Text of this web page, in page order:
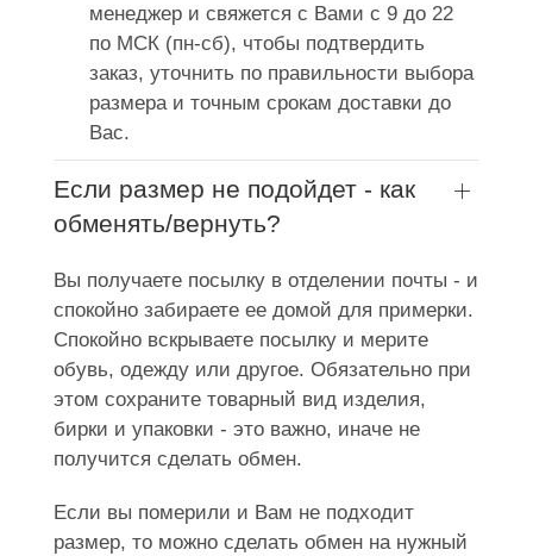
менеджер и свяжется с Вами с 9 до 22
по МСК (пн-сб), чтобы подтвердить
заказ, уточнить по правильности выбора
размера и точным срокам доставки до
Вас.
Если размер не подойдет - как
обменять/вернуть?
Вы получаете посылку в отделении почты - и
спокойно забираете ее домой для примерки.
Спокойно вскрываете посылку и мерите
обувь, одежду или другое. Обязательно при
этом сохраните товарный вид изделия,
бирки и упаковки - это важно, иначе не
получится сделать обмен.
Если вы померили и Вам не подходит
размер, то можно сделать обмен на нужный